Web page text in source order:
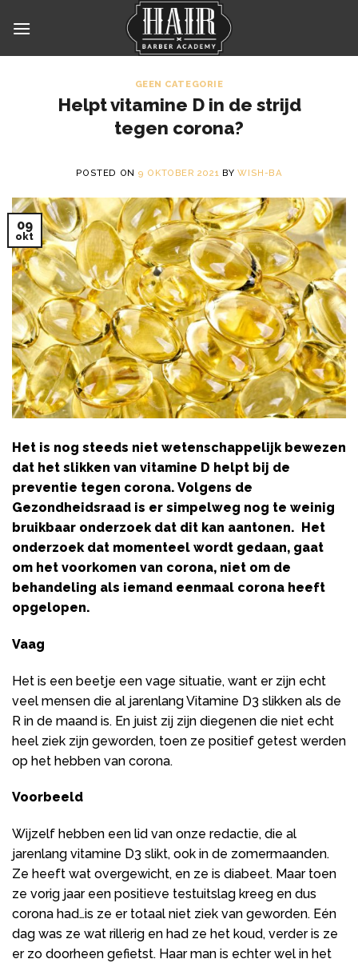
GEEN CATEGORIE
Helpt vitamine D in de strijd
tegen corona?
POSTED ON 9 OKTOBER 2021 BYWISH-BA
09
okt
Het is nog steeds niet wetenschappelijk bewezen
dat het slikken van vitamine D helpt bij de
preventie tegen corona. Volgens de
Gezondheidsraad is er simpelweg nog te weinig
bruikbaar onderzoek dat dit kan aantonen. Het
onderzoek dat momenteel wordt gedaan, gaat
om het voorkomen van corona, niet om de
behandeling als iemand eenmaal corona heeft
opgelopen.
Vaag
Het is een beetje een vage situatie, want er zijn echt
veel mensen die al jarenlang Vitamine D3 slikken als de
R in de maand is. En juist zij zijn diegenen die niet echt
heel ziek zijn geworden, toen ze positief getest werden
op het hebben van corona.
Voorbeeld
Wijzelf hebben een lid van onze redactie, die al
jarenlang vitamine D3 slikt, ook in de zomermaanden.
Ze heeft wat overgewicht, en ze is diabeet. Maar toen
ze vorig jaar een positieve testuitslag kreeg en dus
corona had…is ze er totaal niet ziek van geworden. Eén
dag was ze wat rillerig en had ze het koud, verder is ze
er zo doorheen gefietst. Haar man is echter wel in het